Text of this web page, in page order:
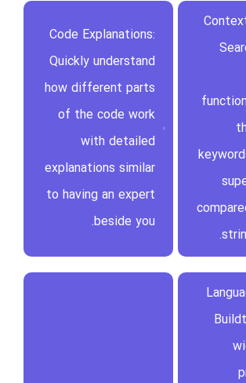
Code Explanations:
Quickly understand
how different parts
of the code work
with detailed
explanations similar
to having an expert
beside you.